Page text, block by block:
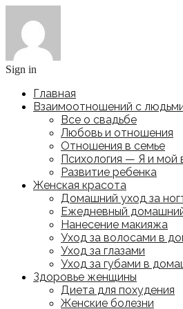
Sign in
Главная
Взаимоотношений с
Все о свадьбе
Любовь и отношения
Отношения в семье
Психология — Я и мой
Развитие ребенка
Женская красота
Домашний уход за
Ежедневный
Нанесение макияжа
Уход за волосами в
Уход за глазами
Уход за губами в
Здоровье женщины
Диета для похудения
Женские болезни